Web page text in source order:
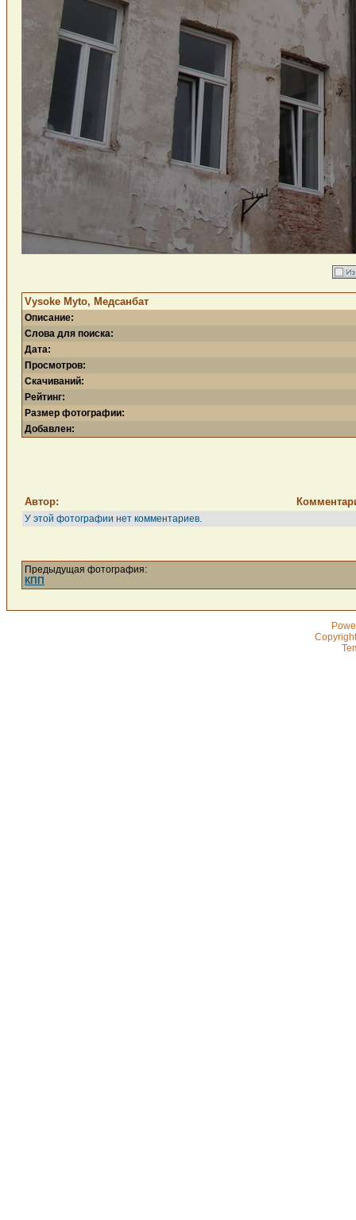
Vysoke Myto, Медсанбат
Описание:
Слова для поиска:
Дата:
Просмотров:
Скачиваний:
Рейтинг:
Размер фотографии:
Добавлен:
Автор:
У этой фотографии нет комментариев.
Предыдущая фотография:
КПП